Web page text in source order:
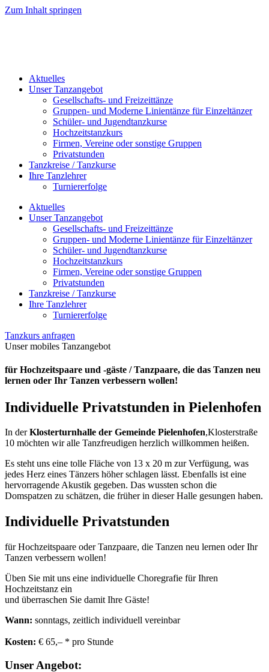
Zum Inhalt springen
Aktuelles
Unser Tanzangebot
Gesellschafts- und Freizeittänze
Gruppen- und Moderne Linientänze für Einzeltänzer
Schüler- und Jugendtanzkurse
Hochzeitstanzkurs
Firmen, Vereine oder sonstige Gruppen
Privatstunden
Tanzkreise / Tanzkurse
Ihre Tanzlehrer
Turniererfolge
Aktuelles
Unser Tanzangebot
Gesellschafts- und Freizeittänze
Gruppen- und Moderne Linientänze für Einzeltänzer
Schüler- und Jugendtanzkurse
Hochzeitstanzkurs
Firmen, Vereine oder sonstige Gruppen
Privatstunden
Tanzkreise / Tanzkurse
Ihre Tanzlehrer
Turniererfolge
Tanzkurs anfragen
Unser mobiles Tanzangebot
für Hochzeitspaare und -gäste / Tanzpaare, die das Tanzen neu
lernen oder Ihr Tanzen verbessern wollen!
Individuelle Privatstunden in Pielenhofen
In derKlosterturnhalle der Gemeinde Pielenhofen,Klosterstraße
10 möchten wir alle Tanzfreudigen herzlich willkommen heißen.
Es steht uns eine tolle Fläche von 13 x 20 m zur Verfügung, was
jedes Herz eines Tänzers höher schlagen lässt. Ebenfalls ist eine
hervorragende Akustik gegeben. Das wussten schon die
Domspatzen zu schätzen, die früher in dieser Halle gesungen haben.
Individuelle Privatstunden
für Hochzeitspaare oder Tanzpaare, die Tanzen neu lernen oder Ihr
Tanzen verbessern wollen!
Üben Sie mit uns eine individuelle Choregrafie für Ihren
Hochzeitstanz ein
und überraschen Sie damit Ihre Gäste!
Wann: sonntags, zeitlich individuell vereinbar
Kosten: € 65,– * pro Stunde
Unser Angebot: